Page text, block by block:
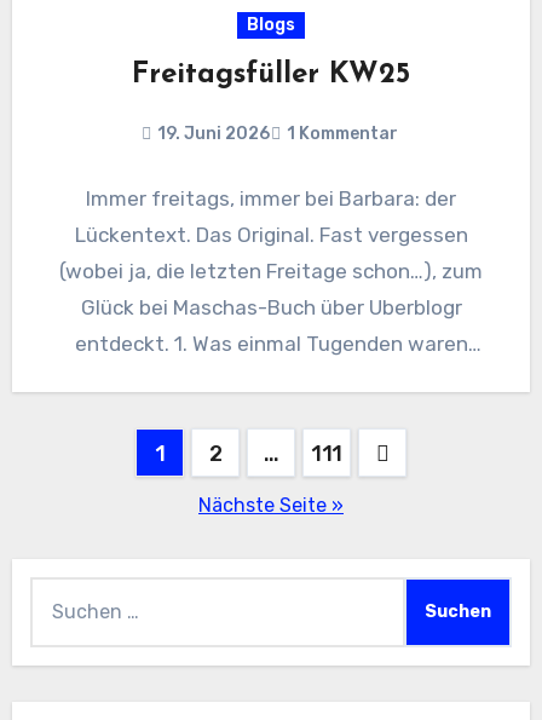
Blogs
Freitagsfüller KW25
19. Juni 2026 1 Kommentar
Immer freitags, immer bei Barbara: der
Lückentext. Das Original. Fast vergessen
(wobei ja, die letzten Freitage schon…), zum
Glück bei Maschas-Buch über Uberblogr
entdeckt. 1. Was einmal Tugenden waren
Seitennummerierung
1 2 … 111
Nächste Seite »